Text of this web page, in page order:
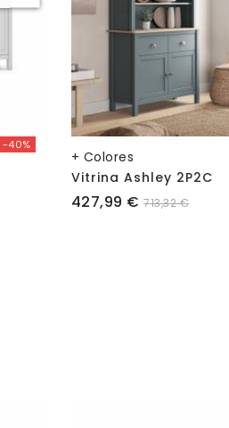
-40%
+ Colores
Vitrina Ashley 2P2C
Precio
427,99 € 713,32 €